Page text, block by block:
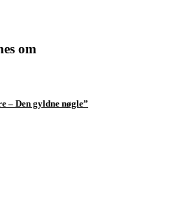
om
– Den gyldne nøgle”